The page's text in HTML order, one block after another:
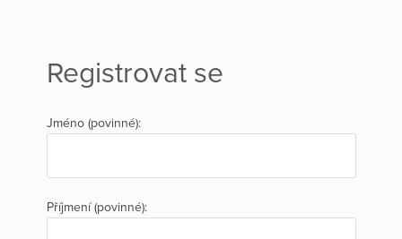
Registrovat se
Jméno (povinné):
Příjmení (povinné):